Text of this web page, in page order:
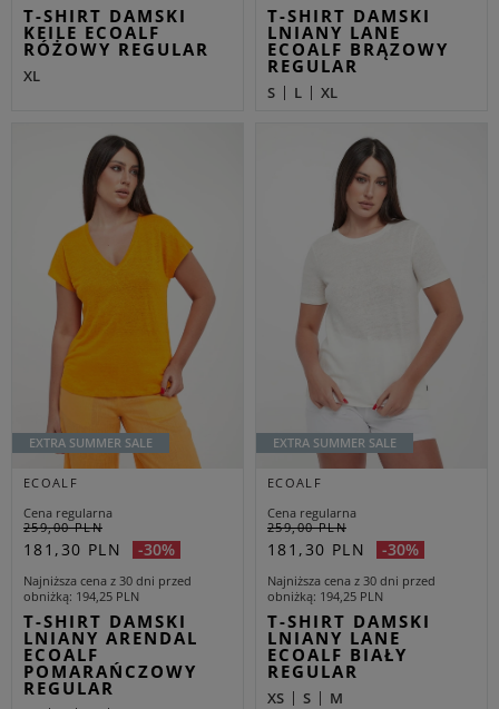
T-SHIRT DAMSKI
KEILE ECOALF
RÓŻOWY REGULAR
XL
T-SHIRT DAMSKI
LNIANY LANE
ECOALF BRĄZOWY
REGULAR
S L XL
EXTRA SUMMER SALE
ECOALF
Cena regularna
259,00 PLN
181,30 PLN -30%
Najniższa cena z 30 dni przed
obniżką 194,25 PLN
T-SHIRT DAMSKI
LNIANY ARENDAL
ECOALF
POMARAŃCZOWY
REGULAR
EXTRA SUMMER SALE
ECOALF
Cena regularna
259,00 PLN
181,30 PLN -30%
Najniższa cena z 30 dni przed
obniżką 194,25 PLN
T-SHIRT DAMSKI
LNIANY LANE
ECOALF BIAŁY
REGULAR
XS S M